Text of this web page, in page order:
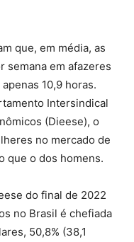
que, em média, as
semana em afazeres
10,9 horas.
Intersindical
(Dieese), o
no mercado de
que o dos homens.
do final de 2022
no Brasil é chefiada
50,8% (38,1